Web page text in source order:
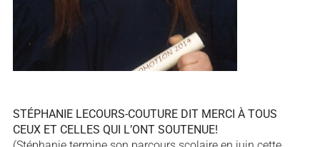
STÉPHANIE LECOURS-COUTURE DIT MERCI À TOUS
CEUX ET CELLES QUI L’ONT SOUTENUE!